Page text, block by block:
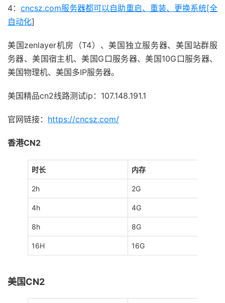
4：cncsz.com服务器都可以自助重启、重装、更换系统[全
自动化]
美国zenlayer机房（T4）、美国独立服务器、美国站群服
务器、美国宿主机、美国G口服务器、美国10G口服务器、
美国物理机、美国多IP服务器。
美国精品cn2线路测试ip：107.148.191.1
官网链接： https://cncsz.com/
香港CN2
时长 内存
2h 2G
4h 4G
8h 8G
16H 16G
美国CN2